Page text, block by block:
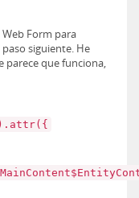
Form para
siguiente. He
parece que funciona,